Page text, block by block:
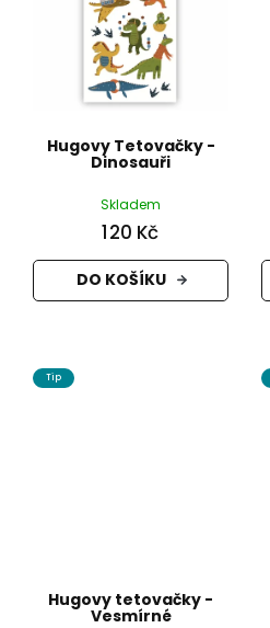
Hugovy Tetovačky -
Dinosauři
Skladem
120 Kč
DO KOŠÍKU
Tip
Hugovy tetovačky -
Vesmírné